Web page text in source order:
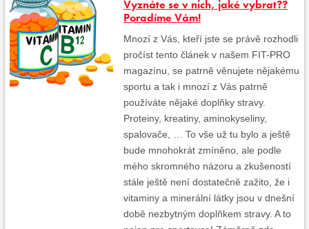
Vyznáte se v nich, jaké vybrat??
Poradíme Vám!
Mnozí z Vás, kteří jste se právě rozhodli
pročíst tento článek v našem FIT-PRO
magazínu, se patrně věnujete nějakému
sportu a tak i mnozí z Vás patrně
používáte nějaké doplňky stravy.
Proteiny, kreatiny, aminokyseliny,
spalovače, … To vše už tu bylo a ještě
bude mnohokrát zmíněno, ale podle
mého skromného názoru a zkušeností
stále ještě není dostatečně zažito, že i
vitaminy a minerální látky jsou v dnešní
době nezbytným doplňkem stravy. A to